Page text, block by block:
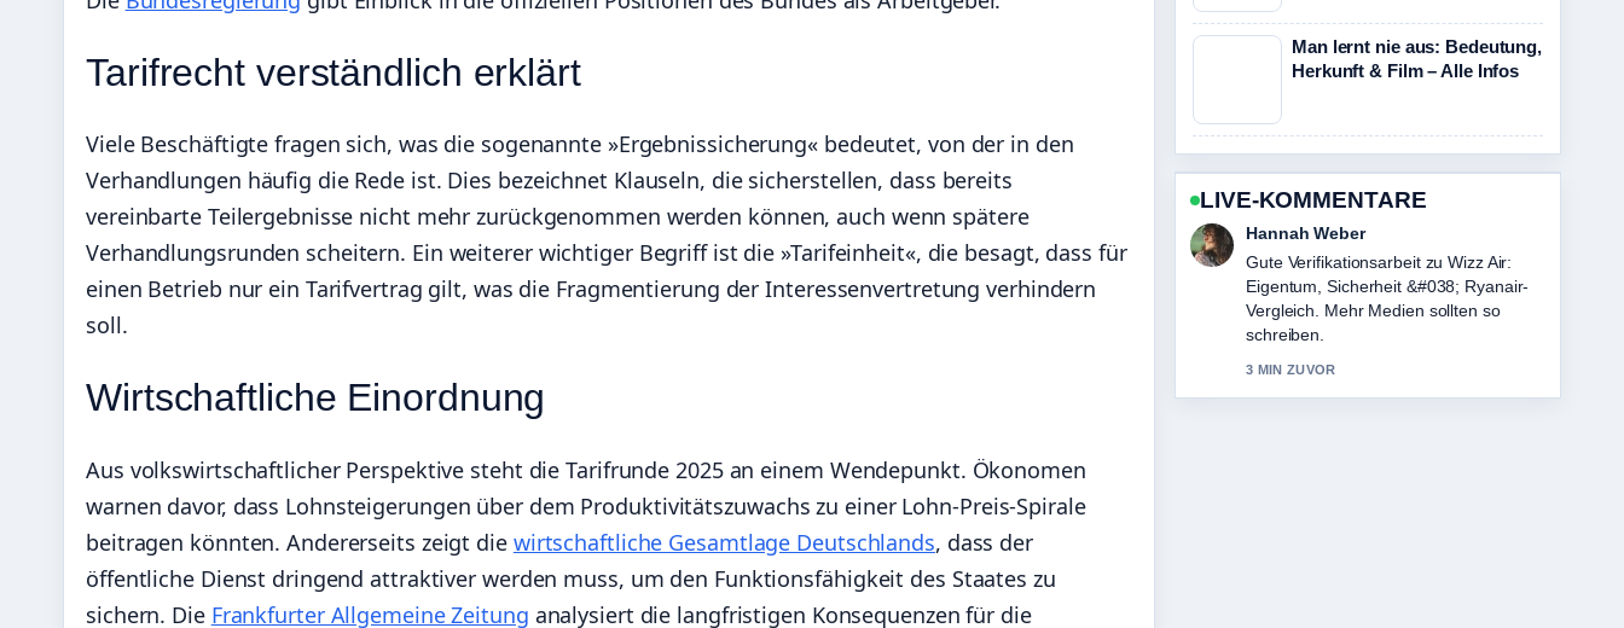
Tarifrecht verständlich erklärt
Viele Beschäftigte fragen sich, was die sogenannte »Ergebnissicherung« bedeutet, von der in den
Verhandlungen häufig die Rede ist. Dies bezeichnet Klauseln, die sicherstellen, dass bereits
vereinbarte Teilergebnisse nicht mehr zurückgenommen werden können, auch wenn spätere
Verhandlungsrunden scheitern. Ein weiterer wichtiger Begriff ist die »Tarifeinheit«, die besagt, dass für
einen Betrieb nur ein Tarifvertrag gilt, was die Fragmentierung der Interessenvertretung verhindern
soll.
Wirtschaftliche Einordnung
Aus volkswirtschaftlicher Perspektive steht die Tarifrunde 2025 an einem Wendepunkt. Ökonomen
warnen davor, dass Lohnsteigerungen über dem Produktivitätszuwachs zu einer Lohn-Preis-Spirale
beitragen könnten. Andererseits zeigt die wirtschaftliche Gesamtlage Deutschlands, dass der
öffentliche Dienst dringend attraktiver werden muss, um den Funktionsfähigkeit des Staates zu
sichern. Die Frankfurter Allgemeine Zeitung analysiert die langfristigen Konsequenzen für die
Man lernt nie aus: Bedeutung,
Herkunft & Film – Alle Infos
LIVE-KOMMENTARE
Hannah Weber
Gute Verifikationsarbeit zu Wizz Air:
Eigentum, Sicherheit &#038; Ryanair-
Vergleich. Mehr Medien sollten so
schreiben.
3 MIN ZUVOR